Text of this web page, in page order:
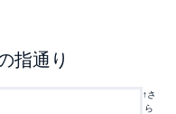
指通り
↑さ
ら